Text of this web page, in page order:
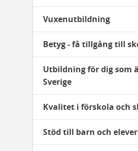
Vuxenutbildning
Betyg - få tillgång till
Utbildning för dig som
Sverige
Kvalitet i förskola och
Stöd till barn och elever